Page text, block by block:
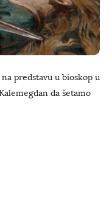
predstavu u bioskop u
da šetamo